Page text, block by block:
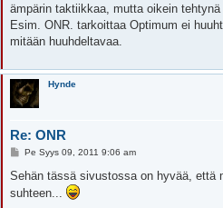
t
i
ämpärin taktiikkaa, mutta oikein tehtynä
Esim. ONR. tarkoittaa Optimum ei
mitään huuhdeltavaa.
Hynde
Re: ONR
V
e
t
Pe Syys 09, 2011 9:06 am
Sehän tässä sivustossa on hyvää, että
suhteen...